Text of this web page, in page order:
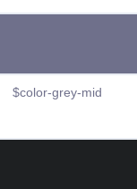
$color-grey-mid